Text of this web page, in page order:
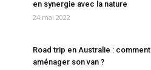
en synergie avec la nature
24 mai 2022
Road trip en Australie : comment
aménager son van ?